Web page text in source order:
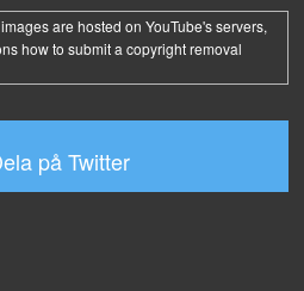
are hosted on YouTube's servers,
how to submit a copyright removal
på Twitter